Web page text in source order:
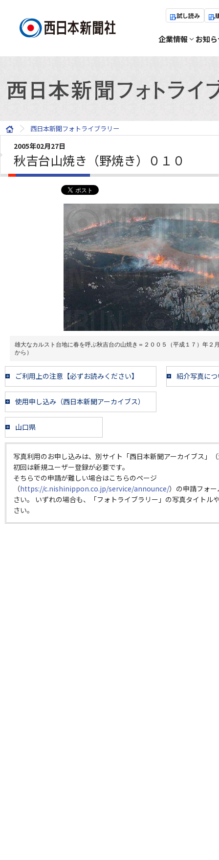
試し読み
企業情報 お知
西日本新聞フォトライブラリー
2005年02月27日
秋吉台山焼き（野焼き）０１０
雄大なカルスト台地に春を呼ぶ秋吉台の山焼き＝２００５（平成１７）年２
から）
ご利用上の注意【必ずお読みください】 紹介写真に
使用申し込み（西日本新聞アーカイブス）
山口県
写真利用のお申し込みは、別サイト「西日本新聞アーカイブス」
初回は新規ユーザー登録が必要です。
そちらでの申請が難しい場合はこちらのページ
（https://c.nishinippon.co.jp/service/announce/）の申請フォ
さい。 いずれの場合も、「フォトライブラリー」の写真タイトル
さい。